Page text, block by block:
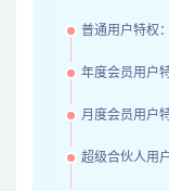
普通用户特权：
年度会员用户
月度会员用户
超级合伙人用